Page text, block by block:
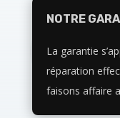
NOTRE
La garantie
réparation
faisons affaire